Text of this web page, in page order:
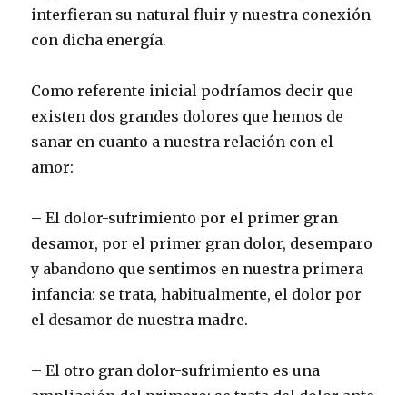
interfieran su natural fluir y nuestra conexión
con dicha energía.
Como referente inicial podríamos decir que
existen dos grandes dolores que hemos de
sanar en cuanto a nuestra relación con el
amor:
– El dolor-sufrimiento por el primer gran
desamor, por el primer gran dolor, desemparo
y abandono que sentimos en nuestra primera
infancia: se trata, habitualmente, el dolor por
el desamor de nuestra madre.
– El otro gran dolor-sufrimiento es una